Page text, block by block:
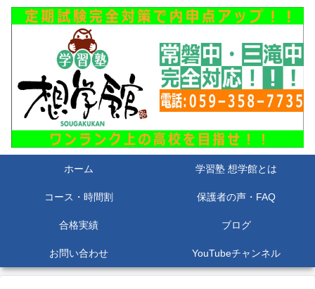
ホーム 学習塾 想学館とは
コース・時間割 保護者の声・FAQ
合格実績 ブログ
お問い合わせ YouTubeチャンネル